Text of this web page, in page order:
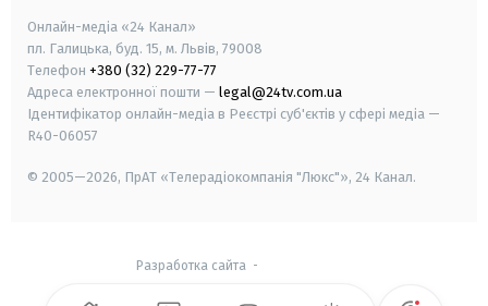
Онлайн-медіа «24 Канал»
пл. Галицька, буд. 15, м. Львів, 79008
Телефон +380 (32) 229-77-77
Адреса електронної пошти — legal@24tv.com.ua
Ідентифікатор онлайн-медіа в Реєстрі суб'єктів у сфері медіа —
R40-06057
© 2005—2026, ПрАТ «Телерадіокомпанія "Люкс"», 24 Канал.
Разработка сайта -